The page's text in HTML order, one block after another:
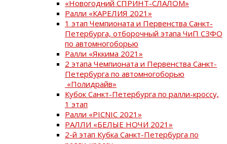
«Новогодний СПРИНТ-СЛАЛОМ»
Ралли «КАРЕЛИЯ 2021»
1 этап Чемпионата и Первенства Санкт-
Петербурга, отборочный этапа ЧиП СЗФО
по автомногоборью
Ралли «Яккима 2021»
2 этапа Чемпионата и Первенства Санкт-
Петербурга по автомногоборью
«Полидрайв»
Кубок Санкт-Петербурга по ралли-кроссу,
1 этап
Ралли «PICNIC 2021»
РАЛЛИ «БЕЛЫЕ НОЧИ 2021»
2-й этап Кубка Санкт-Петербурга по